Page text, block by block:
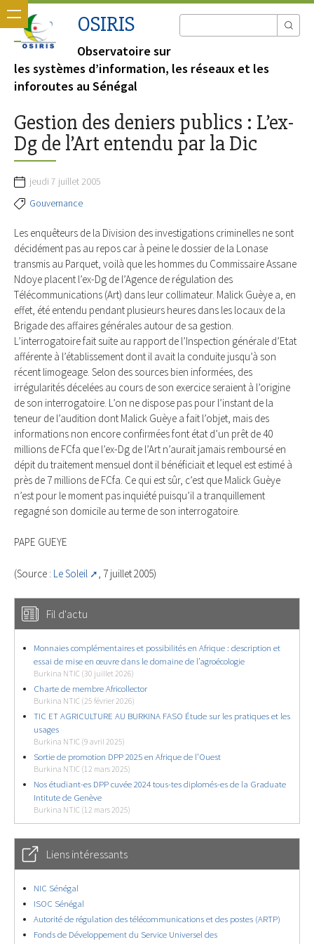
OSIRIS
Observatoire sur
les systèmes d’information, les réseaux et les
inforoutes au Sénégal
Gestion des deniers publics : L’ex-
Dg de l’Art entendu par la Dic
jeudi 7 juillet 2005
Gouvernance
Les enquêteurs de la Division des investigations criminelles ne sont
décidément pas au repos car à peine le dossier de la Lonase
transmis au Parquet, voilà que les hommes du Commissaire Assane
Ndoye placent l’ex-Dg de l’Agence de régulation des
Télécommunications (Art) dans leur collimateur. Malick Guèye a, en
effet, été entendu pendant plusieurs heures dans les locaux de la
Brigade des affaires générales autour de sa gestion.
L’interrogatoire fait suite au rapport de l’Inspection générale d’Etat
afférente à l’établissement dont il avait la conduite jusqu’à son
récent limogeage. Selon des sources bien informées, des
irrégularités décelées au cours de son exercice seraient à l’origine
de son interrogatoire. L’on ne dispose pas pour l’instant de la
teneur de l’audition dont Malick Guèye a fait l’objet, mais des
informations non encore confirmées font état d’un prêt de 40
millions de FCfa que l’ex-Dg de l’Art n’aurait jamais remboursé en
dépit du traitement mensuel dont il bénéficiait et lequel est estimé à
près de 7 millions de FCfa. Ce qui est sûr, c’est que Malick Guèye
n’est pour le moment pas inquiété puisqu’il a tranquillement
regagné son domicile au terme de son interrogatoire.
PAPE GUEYE
(Source : Le Soleil , 7 juillet 2005)
Fil d'actu
Monnaies complémentaires et possibilités en Afrique : description et
essai de mise en œuvre dans le domaine de l’agroécologie
Burkina NTIC (30 juillet 2026)
Charte de membre Africollector
Burkina NTIC (25 février 2026)
TIC ET AGRICULTURE AU BURKINA FASO Étude sur les pratiques et les
usages
Burkina NTIC (9 avril 2025)
Sortie de promotion DPP 2025 en Afrique de l’Ouest
Burkina NTIC (12 mars 2025)
Nos étudiant-es DPP cuvée 2024 tous-tes diplomés-es de la Graduate
Intitute de Genève
Burkina NTIC (12 mars 2025)
Liens intéressants
NIC Sénégal
ISOC Sénégal
Autorité de régulation des télécommunications et des postes (ARTP)
Fonds de Développement du Service Universel des